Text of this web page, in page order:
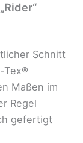
Schnitt
Tex®
Maßen im
Regel
gefertigt